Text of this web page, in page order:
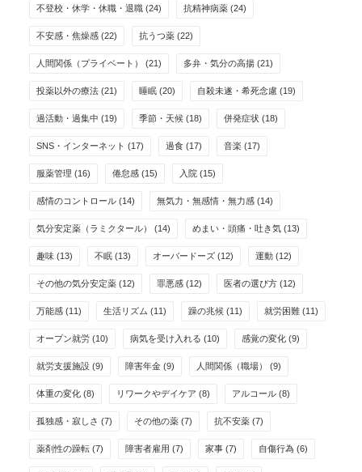
不登校・休学・休職・退職 (24) 抗精神病薬 (24)
不安感・焦燥感 (22) 抗うつ薬 (22)
人間関係（プライベート） (21) 多弁・気分の高揚 (21)
投薬以外の療法 (21) 睡眠 (20) 自殺未遂・希死念慮 (19)
過活動・過集中 (19) 季節・天候 (18) 併発症状 (18)
SNS・インターネット (17) 過食 (17) 音楽 (17)
服薬管理 (16) 倦怠感 (15) 入院 (15)
感情のコントロール (14) 無気力・無感情・無力感 (14)
気分安定薬（ラミクタール） (14) めまい・頭痛・吐き気 (13)
趣味 (13) 不眠 (13) オーバードーズ (12) 運動 (12)
その他の気分安定薬 (12) 罪悪感 (12) 医者の選び方 (12)
万能感 (11) 生活リズム (11) 躁の兆候 (11) 就労困難 (11)
オープン就労 (10) 病気を受け入れる (10) 感覚の変化 (9)
就労支援施設 (9) 障害年金 (9) 人間関係（職場） (9)
体重の変化 (8) リワークやデイケア (8) アルコール (8)
孤独感・寂しさ (7) その他の薬 (7) 抗不安薬 (7)
薬剤性の躁転 (7) 障害者雇用 (7) 家事 (7) 自傷行為 (6)